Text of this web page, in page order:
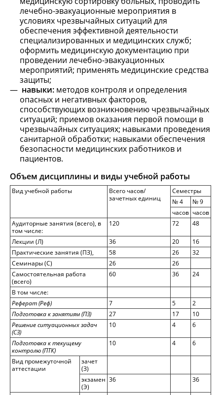
лечебно-эвакуационные мероприятия в
условиях чрезвычайных ситуаций для
обеспечения эффективной деятельности
специализированных и медицинских служб;
оформить медицинскую документацию при
проведении лечебно-эвакуационных
мероприятий; применять медицинские средства
защиты;
навыки: методов контроля и определения
опасных и негативных факторов,
способствующих возникновению чрезвычайных
ситуаций; приемов оказания первой помощи в
чрезвычайных ситуациях; навыками проведения
санитарной обработки; навыками обеспечения
безопасности медицинских работников и
пациентов.
Объем дисциплины и виды учебной работы
Вид учебной работы
Всего часов/
зачетных единиц
Семестры
№ 4
№ 9
часов часов
Аудиторные занятия (всего), в
том числе:
120 72 48
Лекции (Л) 36 20
16
Практические занятия (ПЗ),
58 26
32
Семинары (С)
26
26
Самостоятельная работа
(всего)
60 36 24
В том числе:
Реферат (Реф)
7 5
2
Подготовка к занятиям (ПЗ)
27 17
10
Решение ситуационных задач
(СЗ)
10 4 6
Подготовка к текущему
контролю (ПТК)
10 4 6
Вид промежуточной
аттестации
зачет
(З)
экзамен
(Э)
36 36